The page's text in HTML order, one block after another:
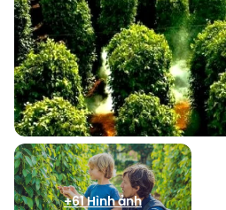
+61 Hình ảnh